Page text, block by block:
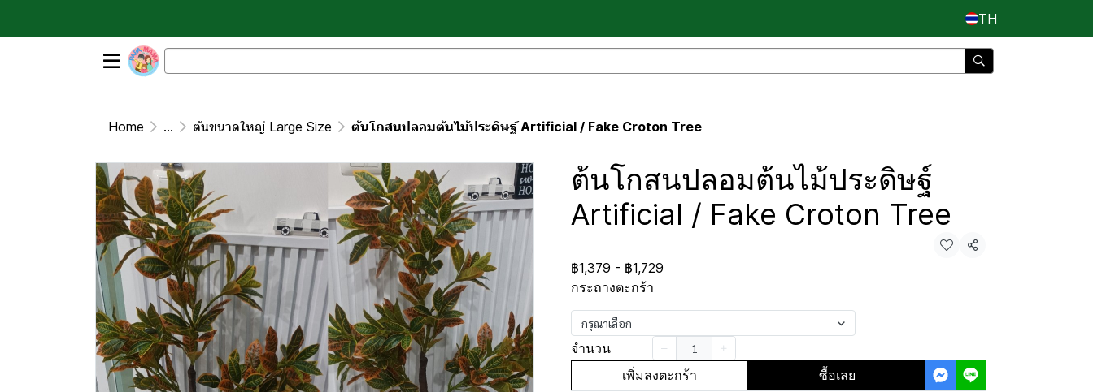
TH
Home ... ต้นขนาดใหญ่ Large Size ต้นโกสนปลอมต้นไม้ประดิษฐ์ Artificial / Fake Croton Tree
ต้นโกสนปลอมต้นไม้ประดิษฐ์
Artificial / Fake Croton Tree
แชร์
฿1,379 - ฿1,729
กระถางตะกร้า
กรุณาเลือก
จำนวน
เพิ่มลงตะกร้า
ซื้อเลย